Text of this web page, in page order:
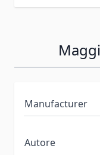
Manufacturer
Autore